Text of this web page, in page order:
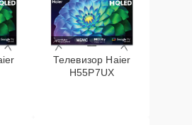
Телевизор Haier
H55P7UX